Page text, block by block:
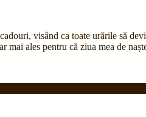
visând ca toate urările să
ales pentru că ziua mea de